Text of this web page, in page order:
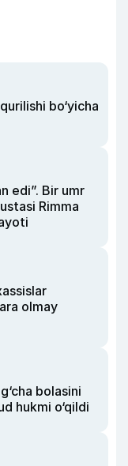
bo‘yicha
edi”. Bir umr
Rimma
olmay
bolasini
hukmi o‘qildi